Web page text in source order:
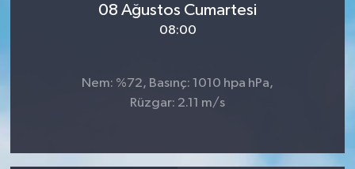
08 Ağustos Cumartesi
08:00
Nem: %72, Basınç: 1010 hpa hPa,
Rüzgar: 2.11 m/s
YAŞAM